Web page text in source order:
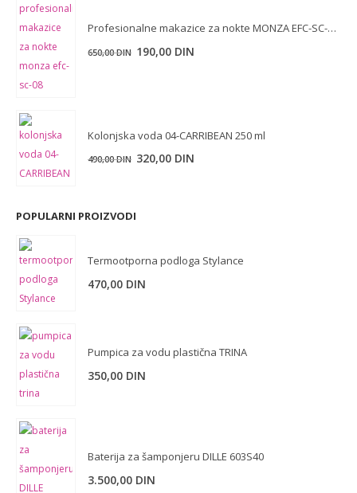
Profesionalne makazice za nokte MONZA EFC-SC-08 9cm
650,00DIN Originalna
190,00 DIN
Kolonjska voda 04-CARRIBEAN 250 ml
490,00DIN Originalna
320,00 DIN
POPULARNI PROIZVODI
Termootporna podloga Stylance
470,00 DIN
Pumpica za vodu plastična TRINA
350,00 DIN
Baterija za šamponjeru DILLE 603S40
3.500,00 DIN